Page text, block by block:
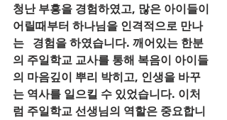
청난 부흥을 경험하였고, 많은 아이들이
어릴때부터 하나님을 인격적으로 만나
는   경험을 하였습니다. 깨어있는 한분
의 주일학교 교사를 통해 복음이 아이들
의 마음깊이 뿌리 박히고, 인생을 바꾸
는 역사를 일으킬 수 있었습니다. 이처
럼 주일학교 선생님의 역할은 중요합니